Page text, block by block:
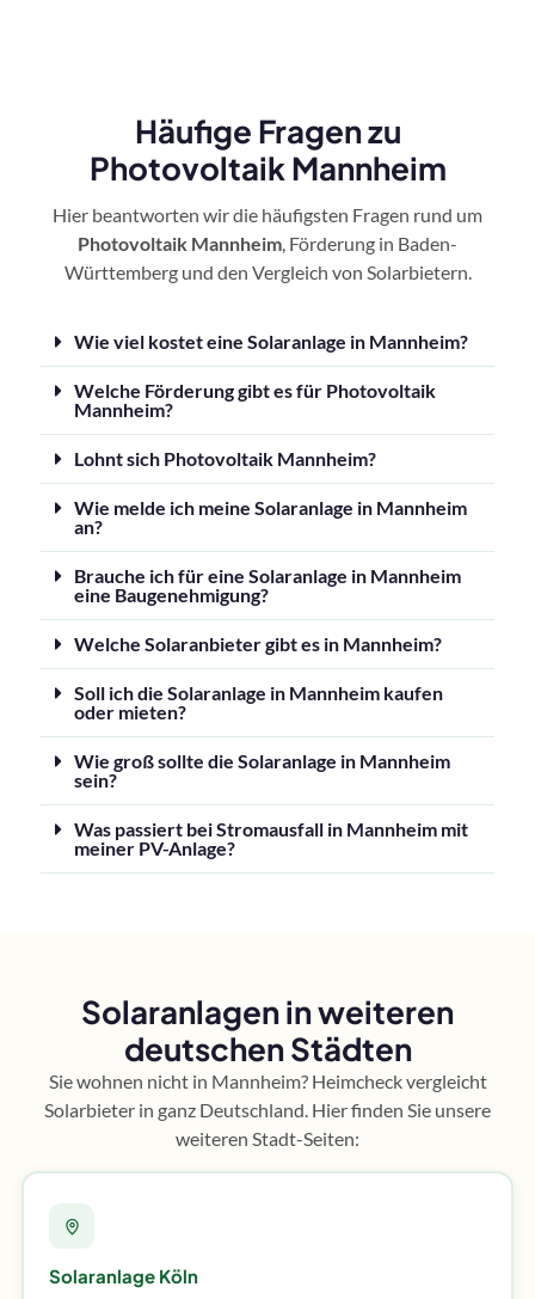
Häufige Fragen zu
Photovoltaik Mannheim
Hier beantworten wir die häufigsten Fragen rund um
Photovoltaik Mannheim, Förderung in Baden-
Württemberg und den Vergleich von Solarbietern.
Wie viel kostet eine Solaranlage in Mannheim?
Welche Förderung gibt es für Photovoltaik
Mannheim?
Lohnt sich Photovoltaik Mannheim?
Wie melde ich meine Solaranlage in Mannheim
an?
Brauche ich für eine Solaranlage in Mannheim
eine Baugenehmigung?
Welche Solaranbieter gibt es in Mannheim?
Soll ich die Solaranlage in Mannheim kaufen
oder mieten?
Wie groß sollte die Solaranlage in Mannheim
sein?
Was passiert bei Stromausfall in Mannheim mit
meiner PV-Anlage?
Solaranlagen in weiteren
deutschen Städten
Sie wohnen nicht in Mannheim? Heimcheck vergleicht
Solarbieter in ganz Deutschland. Hier finden Sie unsere
weiteren Stadt-Seiten:
Solaranlage Köln